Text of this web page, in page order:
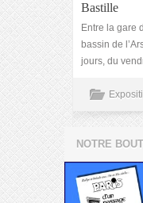
Bastille
Entre la gare
bassin de
jours, du
NOTRE